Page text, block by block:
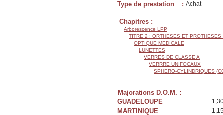
Type de prestation : Achat
Chapitres :
Arborescence LPP
TITRE 2 : ORTHESES ET PROTHESES
OPTIQUE MEDICALE
LUNETTES
VERRES DE CLASSE A
VERRRE UNIFOCAUX
SPHERO-CYLINDRIQUES
Majorations D.O.M. :
GUADELOUPE
MARTINIQUE